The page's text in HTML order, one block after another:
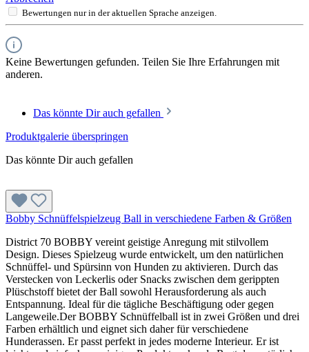
Bewertungen nur in der aktuellen Sprache anzeigen.
Keine Bewertungen gefunden. Teilen Sie Ihre Erfahrungen mit
anderen.
Das könnte Dir auch gefallen
Produktgalerie überspringen
Das könnte Dir auch gefallen
Bobby Schnüffelspielzeug Ball in verschiedene Farben & Größen
District 70 BOBBY vereint geistige Anregung mit stilvollem
Design. Dieses Spielzeug wurde entwickelt, um den natürlichen
Schnüffel- und Spürsinn von Hunden zu aktivieren. Durch das
Verstecken von Leckerlis oder Snacks zwischen dem gerippten
Plüschstoff bietet der Ball sowohl Herausforderung als auch
Entspannung. Ideal für die tägliche Beschäftigung oder gegen
Langeweile.Der BOBBY Schnüffelball ist in zwei Größen und drei
Farben erhältlich und eignet sich daher für verschiedene
Hunderassen. Er passt perfekt in jedes moderne Interieur. Er ist